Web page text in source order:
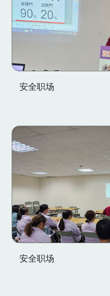
安全职场
安全职场